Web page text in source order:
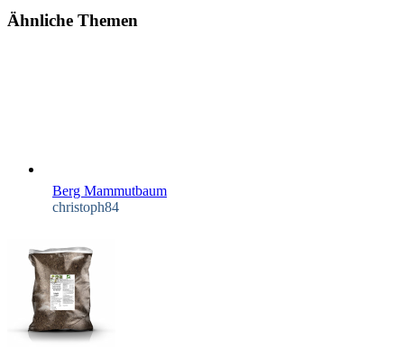
Ähnliche Themen
Berg Mammutbaum
christoph84